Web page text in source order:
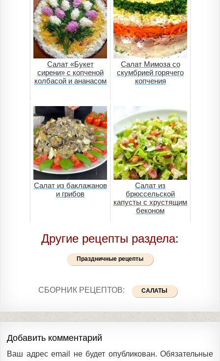
Салат «Букет
сирени» с копченой
колбасой и ананасом
Салат Мимоза со
скумбрией горячего
копчения
Салат из баклажанов
и грибов
Салат из
брюссельской
капусты с хрустящим
беконом
Другие рецепты раздела:
Праздничные рецепты
СБОРНИК РЕЦЕПТОВ: САЛАТЫ
Добавить комментарий
Ваш адрес email не будет опубликован. Обязательные